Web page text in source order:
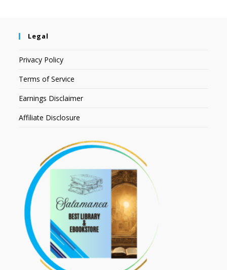
Legal
Privacy Policy
Terms of Service
Earnings Disclaimer
Affiliate Disclosure